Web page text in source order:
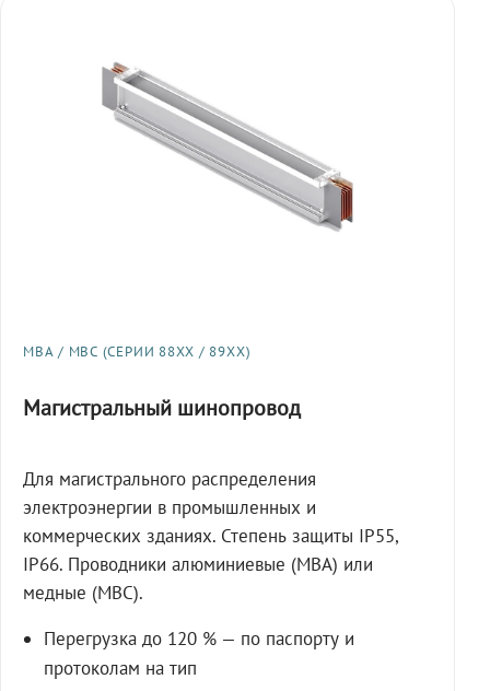
МВА / МВС (СЕРИИ 88XX / 89XX)
Магистральный шинопровод
Для магистрального распределения
электроэнергии в промышленных и
коммерческих зданиях. Степень защиты IP55,
IP66. Проводники алюминиевые (МВА) или
медные (МВС).
Перегрузка до 120 % — по паспорту и
протоколам на тип